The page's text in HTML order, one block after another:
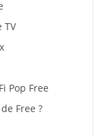
TV
Pop Free
Free ?